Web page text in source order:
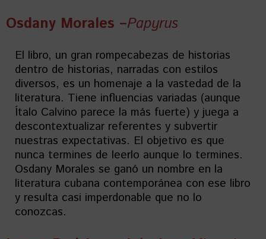
Osdany Morales –Papyrus
El libro, un gran rompecabezas de historias
dentro de historias, narradas con estilos
diversos, es un homenaje a la vastedad de la
literatura. Tiene influencias variadas (aunque
Ítalo Calvino parece la más fuerte) y juega a
descontextualizar referentes y subvertir
nuestras expectativas. El objetivo es que
nunca termines de leerlo aunque lo termines.
Osdany Morales se ganó un nombre en la
literatura cubana contemporánea con ese libro
y resulta casi imperdonable que no lo
conozcas.